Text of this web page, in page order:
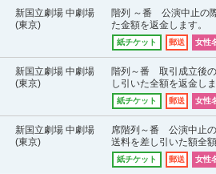
新国立劇場 中劇場
(東京)
階列 ～番 公演中止の
た金額を返金します。
紙チケット 郵送 女性
新国立劇場 中劇場
(東京)
階列～番 取引成立後
し引いた全額を返金し
紙チケット 郵送 女性
新国立劇場 中劇場
(東京)
席階列～番 公演中止
送料を差し引いた額全
紙チケット 郵送 女性